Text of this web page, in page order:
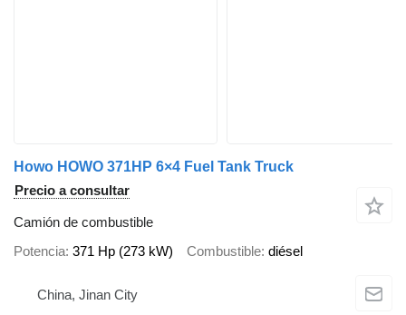
Howo HOWO 371HP 6×4 Fuel Tank Truck
Precio a consultar
Camión de combustible
Potencia 371 Hp (273 kW) Combustible diésel
China, Jinan City